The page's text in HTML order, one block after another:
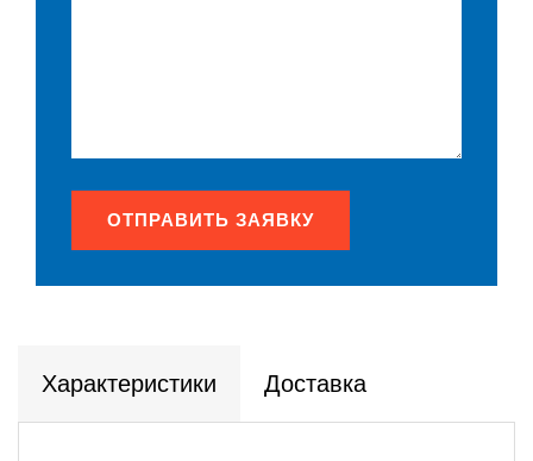
ОТПРАВИТЬ ЗАЯВКУ
Характеристики Доставка